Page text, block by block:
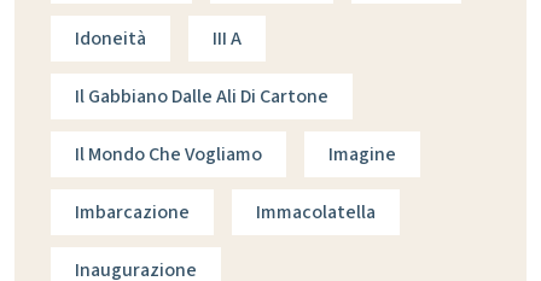
Idoneità III A
Il Gabbiano Dalle Ali Di Cartone
Il Mondo Che Vogliamo Imagine
Imbarcazione Immacolatella
Inaugurazione